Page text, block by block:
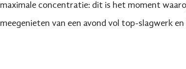
maximale concentratie: dit is het moment
meegenieten van een avond vol top-slagwerk